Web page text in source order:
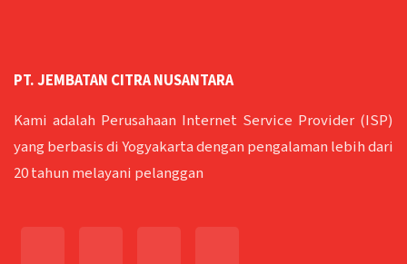
PT. JEMBATAN CITRA NUSANTARA
Kami adalah Perusahaan Internet Service Provider (ISP)
yang berbasis di Yogyakarta dengan pengalaman lebih dari
20 tahun melayani pelanggan